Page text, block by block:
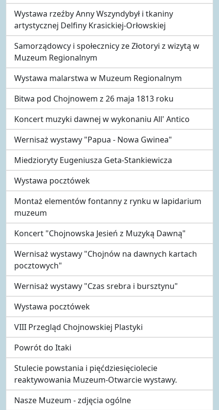
Wystawa rzeźby Anny Wszyndybył i tkaniny
artystycznej Delfiny Krasickiej-Orłowskiej
Samorządowcy i społecznicy ze Złotoryi z wizytą w
Muzeum Regionalnym
Wystawa malarstwa w Muzeum Regionalnym
Bitwa pod Chojnowem z 26 maja 1813 roku
Koncert muzyki dawnej w wykonaniu All' Antico
Wernisaż wystawy "Papua - Nowa Gwinea"
Miedzioryty Eugeniusza Geta-Stankiewicza
Wystawa pocztówek
Montaż elementów fontanny z rynku w lapidarium
muzeum
Koncert "Chojnowska Jesień z Muzyką Dawną"
Wernisaż wystawy "Chojnów na dawnych kartach
pocztowych"
Wernisaż wystawy "Czas srebra i bursztynu"
Wystawa pocztówek
VIII Przegląd Chojnowskiej Plastyki
Powrót do Itaki
Stulecie powstania i pięćdziesięciolecie
reaktywowania Muzeum-Otwarcie wystawy.
Nasze Muzeum - zdjęcia ogólne